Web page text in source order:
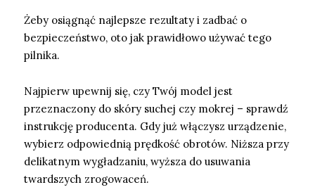
Żeby osiągnąć najlepsze rezultaty i zadbać o
bezpieczeństwo, oto jak prawidłowo używać tego
pilnika.
Najpierw upewnij się, czy Twój model jest
przeznaczony do skóry suchej czy mokrej – sprawdź
instrukcję producenta. Gdy już włączysz urządzenie,
wybierz odpowiednią prędkość obrotów. Niższa przy
delikatnym wygładzaniu, wyższa do usuwania
twardszych zrogowaceń.